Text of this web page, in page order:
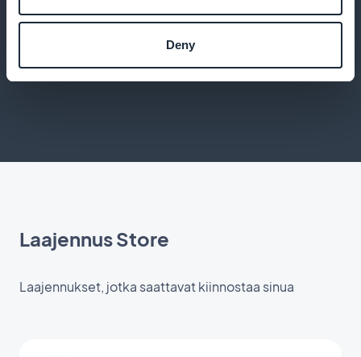
Deny
Tarjoa artikkeleita trendeistä, tyylivihjeistä ja korujen
Laajennus Store
Laajennukset, jotka saattavat kiinnostaa sinua